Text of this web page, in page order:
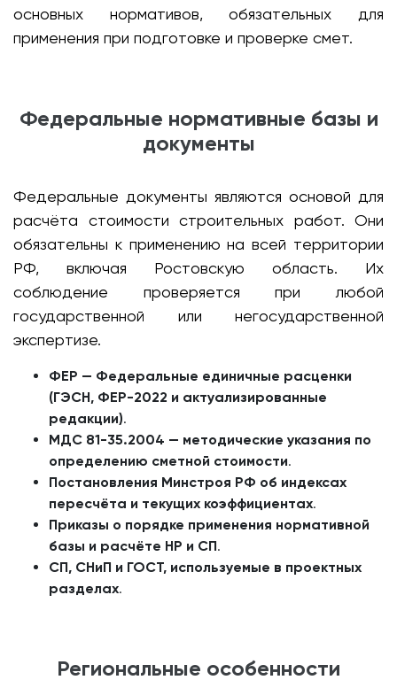
основных нормативов, обязательных для
применения при подготовке и проверке смет.
Федеральные нормативные базы и
документы
Федеральные документы являются основой для
расчёта стоимости строительных работ. Они
обязательны к применению на всей территории
РФ, включая Ростовскую область. Их
соблюдение проверяется при любой
государственной или негосударственной
экспертизе.
ФЕР — Федеральные единичные расценки
(ГЭСН, ФЕР-2022 и актуализированные
редакции).
МДС 81-35.2004 — методические указания по
определению сметной стоимости.
Постановления Минстроя РФ об индексах
пересчёта и текущих коэффициентах.
Приказы о порядке применения нормативной
базы и расчёте НР и СП.
СП, СНиП и ГОСТ, используемые в проектных
разделах.
Региональные особенности